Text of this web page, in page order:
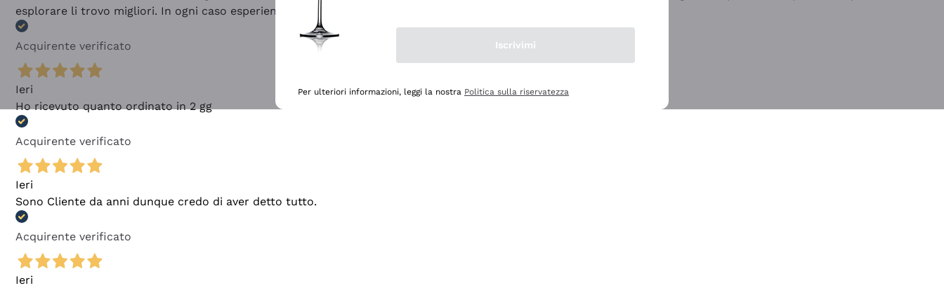
esplorare li trovo migliori. In ogni caso esperienza buona e lo consiglio! 👍
Acquirente verificato
Ieri
Ho ricevuto quanto ordinato in 2 gg
Acquirente verificato
Ieri
Sono Cliente da anni dunque credo di aver detto tutto.
Acquirente verificato
Ieri
Iscrivimi
Per ulteriori informazioni, leggi la nostra Politica sulla riservatezza